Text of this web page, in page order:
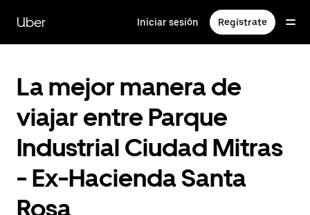
contenido
principal
Uber Iniciar sesión Regístrate
La mejor manera de
viajar entre Parque
Industrial Ciudad Mitras
- Ex-Hacienda Santa
Rosa